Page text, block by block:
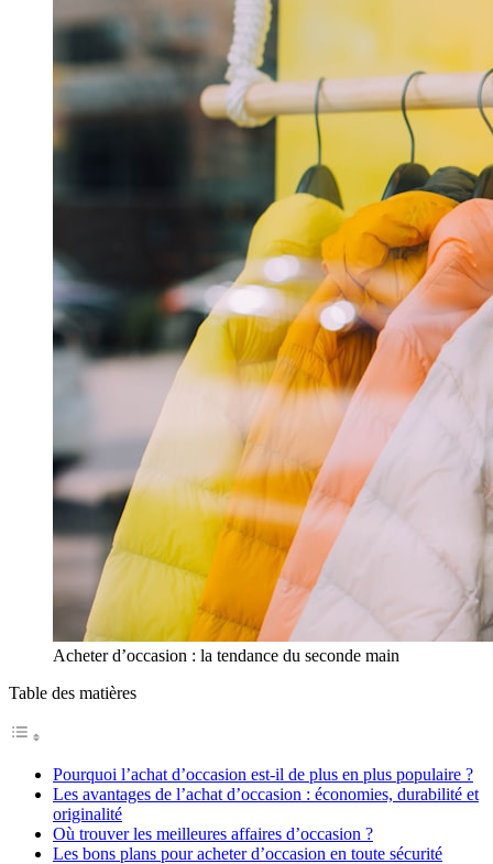
Acheter d’occasion : la tendance du seconde main
Table des matières
Pourquoi l’achat d’occasion est-il de plus en plus populaire ?
Les avantages de l’achat d’occasion : économies, durabilité et
originalité
Où trouver les meilleures affaires d’occasion ?
Les bons plans pour acheter d’occasion en toute sécurité